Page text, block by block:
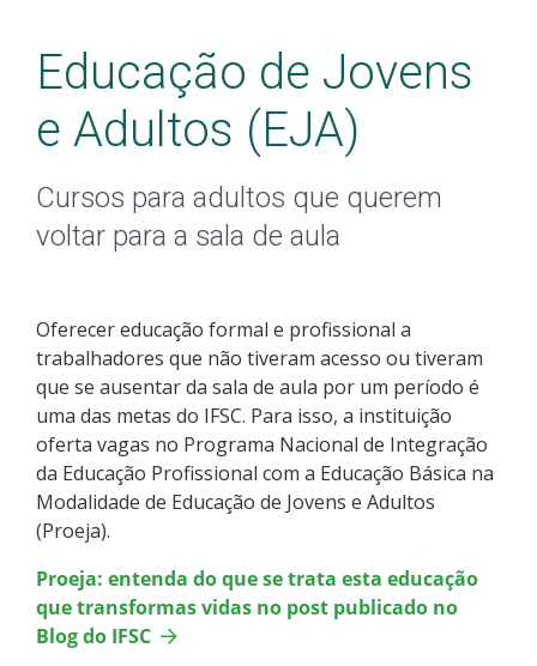
Qualificação Profissional e Idiomas
Educação de Jovens e Adultos
Graduação
Todos os cursos
Processo de Inscrição
Resultados
Resultados Vagas Remanescentes
Como posso estudar no IFSC?
Educação de Jovens
e Adultos (EJA)
Cursos para adultos que querem
voltar para a sala de aula
Oferecer educação formal e profissional a
trabalhadores que não tiveram acesso ou tiveram
que se ausentar da sala de aula por um período é
uma das metas do IFSC. Para isso, a instituição
oferta vagas no Programa Nacional de Integração
da Educação Profissional com a Educação Básica na
Modalidade de Educação de Jovens e Adultos
(Proeja).
Proeja: entenda do que se trata esta educação
que transformas vidas no post publicado no
Blog do IFSC